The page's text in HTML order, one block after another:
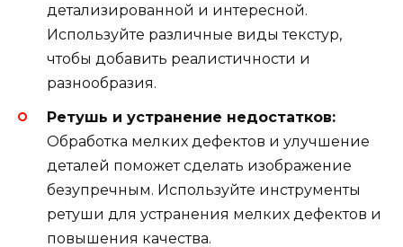
детализированной и интересной.
Используйте различные виды текстур,
чтобы добавить реалистичности и
разнообразия.
Ретушь и устранение недостатков:
Обработка мелких дефектов и улучшение
деталей поможет сделать изображение
безупречным. Используйте инструменты
ретуши для устранения мелких дефектов и
повышения качества.